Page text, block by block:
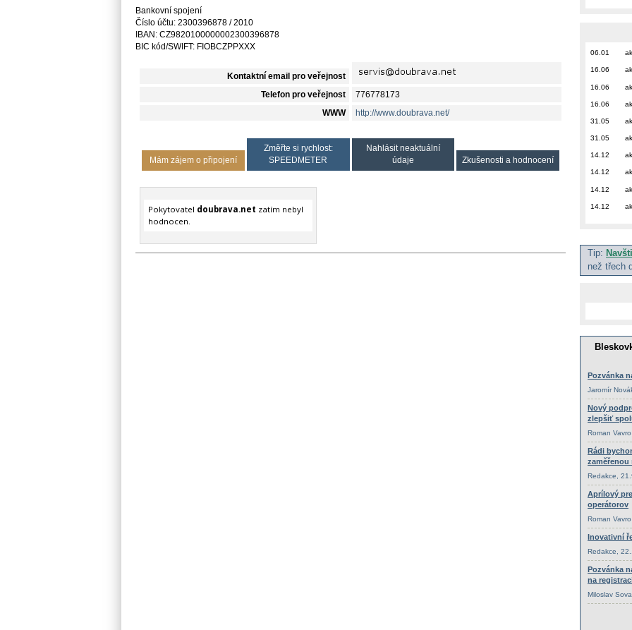
Bankovní spojení
Číslo účtu: 2300396878 / 2010
IBAN: CZ9820100000002300396878
BIC kód/SWIFT: FIOBCZPPXXX
Kontaktní email pro veřejnost
Telefon pro veřejnost 776778173
WWW http://www.doubrava.net/
Mám zájem o připojení
Změřte si rychlost:
SPEEDMETER
Nahlásit neaktuální
údaje
Zkušenosti a hodnocení
Pokytovatel doubrava.net zatím nebyl
hodnocen.
06.01
16.06
16.06
16.06
31.05
31.05
14.12
14.12
14.12
14.12
Tip:
než třech